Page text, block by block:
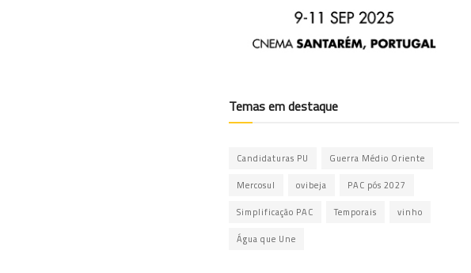
Temas em destaque
Candidaturas PU Guerra Médio Oriente
Mercosul ovibeja PAC pós 2027
Simplificação PAC Temporais vinho
Água que Une